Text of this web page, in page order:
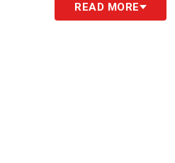
READ MORE